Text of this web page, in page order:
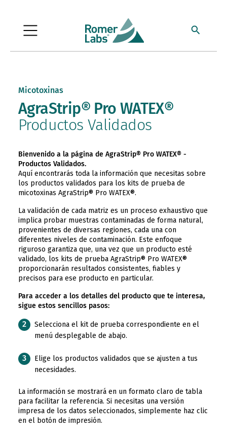
Micotoxinas
AgraStrip® Pro WATEX®
Productos Validados
Bienvenido a la página de AgraStrip® Pro WATEX® -
Productos Validados.
Aquí encontrarás toda la información que necesitas sobre
los productos validados para los kits de prueba de
micotoxinas AgraStrip® Pro WATEX®.
La validación de cada matriz es un proceso exhaustivo que
implica probar muestras contaminadas de forma natural,
provenientes de diversas regiones, cada una con
diferentes niveles de contaminación. Este enfoque
riguroso garantiza que, una vez que un producto esté
validado, los kits de prueba AgraStrip® Pro WATEX®
proporcionarán resultados consistentes, fiables y
precisos para ese producto en particular.
Para acceder a los detalles del producto que te interesa,
sigue estos sencillos pasos:
Selecciona el kit de prueba correspondiente en el
menú desplegable de abajo.
Elige los productos validados que se ajusten a tus
necesidades.
La información se mostrará en un formato claro de tabla
para facilitar la referencia. Si necesitas una versión
impresa de los datos seleccionados, simplemente haz clic
en el botón de impresión.